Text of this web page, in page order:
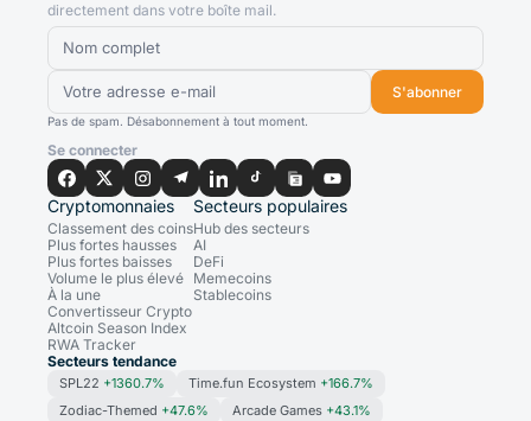
directement dans votre boîte mail.
S'abonner
Pas de spam. Désabonnement à tout moment.
Se connecter
Cryptomonnaies
Classement des coins
Plus fortes hausses
Plus fortes baisses
Volume le plus élevé
À la une
Convertisseur Crypto
Altcoin Season Index
RWA Tracker
Secteurs populaires
Hub des secteurs
AI
DeFi
Memecoins
Stablecoins
Secteurs tendance
SPL22 +1360.7% Time.fun Ecosystem +166.7%
Zodiac-Themed +47.6% Arcade Games +43.1%